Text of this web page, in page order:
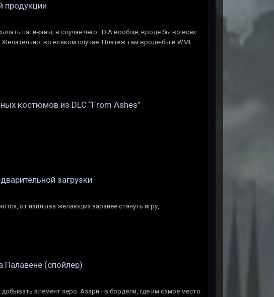
продукции
пативэны, в случае чего. :D А вообще, вроде бы во всех
во всяком случае. Платеж там вроде-бы в WME
костюмов из DLC “From Ashes”
загрузки
от наплыва желающих заранее стянуть игру,
(спойлер)
элемент зеро. Азари - в бордели, где им самое место.